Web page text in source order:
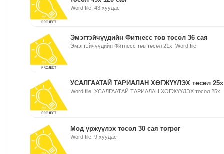
Word file, 43 хуудас
Эмэгтэйчүүдийн Фитнесс төв төсөл 36 сая
Эмэгтэйчүүдийн Фитнесс төв төсөл 21x, Word file
УСАЛГААТАЙ ТАРИАЛАН ХӨГЖҮҮЛЭХ төсөл 25х
Word file, УСАЛГААТАЙ ТАРИАЛАН ХӨГЖҮҮЛЭХ төсөл 25х
Мод үржүүлэх төсөл 30 сая төгрөг
Word file, 9 хуудас